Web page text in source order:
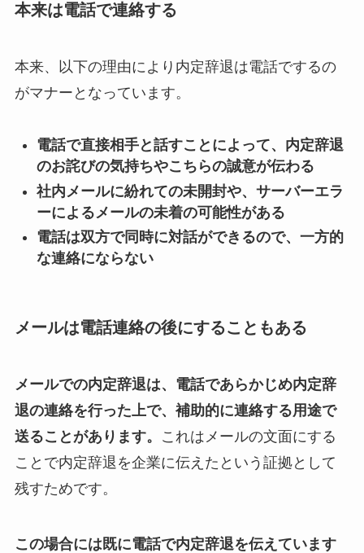
本来は電話で連絡する
本来、以下の理由により内定辞退は電話でするの
がマナーとなっています。
電話で直接相手と話すことによって、内定辞退
のお詫びの気持ちやこちらの誠意が伝わる
社内メールに紛れての未開封や、サーバーエラ
ーによるメールの未着の可能性がある
電話は双方で同時に対話ができるので、一方的
な連絡にならない
メールは電話連絡の後にすることもある
メールでの内定辞退は、電話であらかじめ内定辞
退の連絡を行った上で、補助的に連絡する用途で
送ることがあります。
これはメールの文面にする
ことで内定辞退を企業に伝えたという証拠として
残すためです。
この場合には既に電話で内定辞退を伝えています